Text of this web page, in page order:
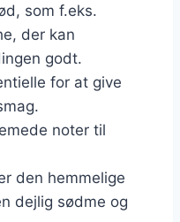
som f.eks.
der kan
godt.
for at give
noter til
den hemmelige
dejlig sødme og